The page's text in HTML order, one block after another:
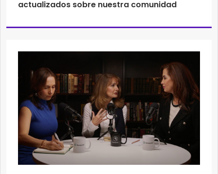
actualizados sobre nuestra comunidad